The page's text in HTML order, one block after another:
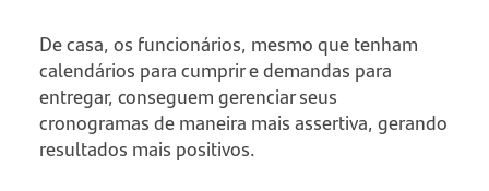
De casa, os funcionários, mesmo que tenham
calendários para cumprir e demandas para
entregar, conseguem gerenciar seus
cronogramas de maneira mais assertiva, gerando
resultados mais positivos.